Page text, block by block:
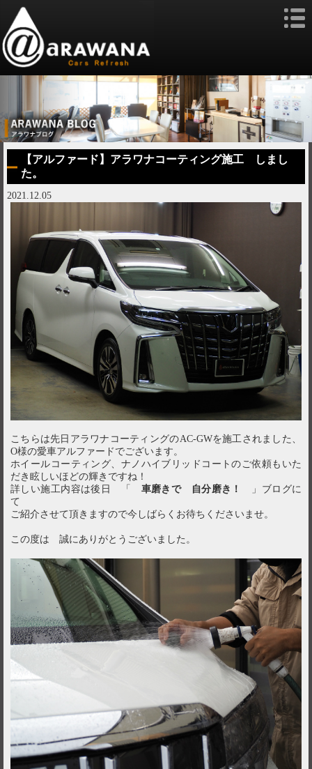
【アルファード】アラワナコーティング施工 しまし
た。
2021.12.05
こちらは先日アラワナコーティングのAC-GWを施工されました、
O様の愛車アルファードでございます。
ホイールコーティング、ナノハイブリッドコートのご依頼もいた
だき眩しいほどの輝きですね！
詳しい施工内容は後日 「 車磨きで 自分磨き！
」ブログに
て
ご紹介させて頂きますので今しばらくお待ちくださいませ。
この度は 誠にありがとうございました。